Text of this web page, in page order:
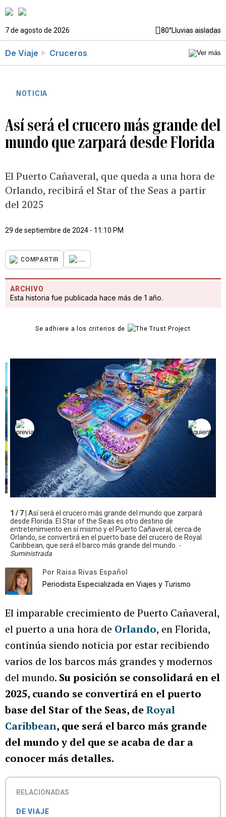
7 de agosto de 2026 80°Lluvias aisladas
De Viaje Cruceros
NOTICIA
Así será el crucero más grande del
mundo que zarpará desde Florida
El Puerto Cañaveral, que queda a una hora de
Orlando, recibirá el Star of the Seas a partir
del 2025
29 de septiembre de 2024 - 11:10 PM
COMPARTIR ...
ARCHIVO
Esta historia fue publicada hace más de 1 año.
Se adhiere a los criterios de
1 / 7 | Así será el crucero más grande del mundo que zarpará
desde Florida. El Star of the Seas es otro destino de
entretenimiento en sí mismo y el Puerto Cañaveral, cerca de
Orlando, se convertirá en el puerto base del crucero de Royal
Caribbean, que será el barco más grande del mundo. -
Suministrada
Por Raisa Rivas Español
Periodista Especializada en Viajes y Turismo
El imparable crecimiento de Puerto Cañaveral,
el puerto a una hora de Orlando, en Florida,
continúa siendo noticia por estar recibiendo
varios de los barcos más grandes y modernos
del mundo. Su posición se consolidará en el
2025, cuando se convertirá en el puerto
base del Star of the Seas, deRoyal
Caribbean, que será el barco más grande
del mundo y del que se acaba de dar a
conocer más detalles.
RELACIONADAS
DE VIAJE